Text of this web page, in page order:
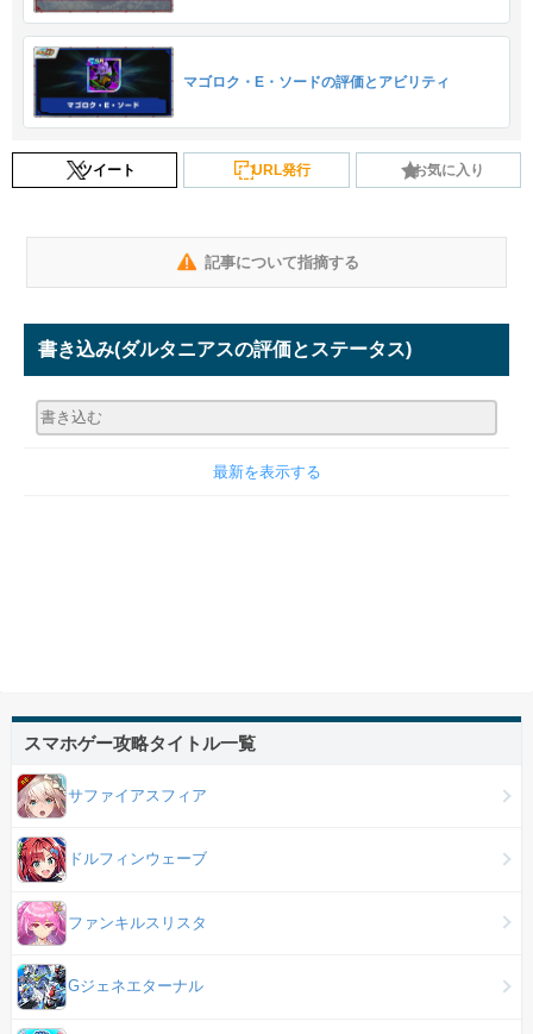
マゴロク・E・ソードの評価とアビリティ
ツイート URL発行 お気に入り
記事について指摘する
書き込み(ダルタニアスの評価とステータス)
最新を表示する
スマホゲー攻略タイトル一覧
サファイアスフィア
ドルフィンウェーブ
ファンキルスリスタ
Gジェネエターナル